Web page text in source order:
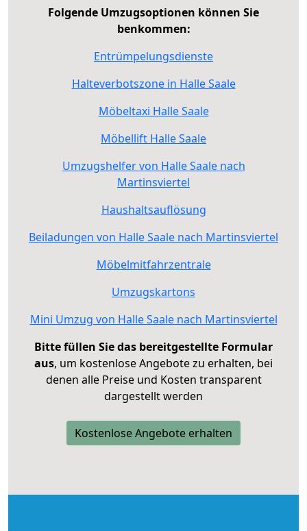
Folgende Umzugsoptionen können Sie
benkommen:
Entrümpelungsdienste
Halteverbotszone in Halle Saale
Möbeltaxi Halle Saale
Möbellift Halle Saale
Umzugshelfer von Halle Saale nach
Martinsviertel
Haushaltsauflösung
Beiladungen von Halle Saale nach Martinsviertel
Möbelmitfahrzentrale
Umzugskartons
Mini Umzug von Halle Saale nach Martinsviertel
Bitte füllen Sie das bereitgestellte Formular
aus, um kostenlose Angebote zu erhalten, bei
denen alle Preise und Kosten transparent
dargestellt werden
Kostenlose Angebote erhalten